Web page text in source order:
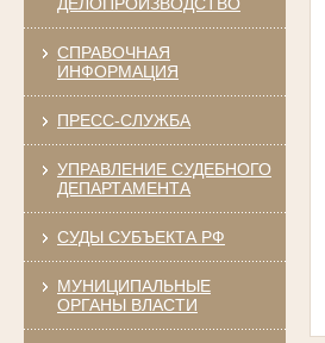
СПРАВОЧНАЯ
ИНФОРМАЦИЯ
ПРЕСС-СЛУЖБА
УПРАВЛЕНИЕ СУДЕБНОГО
ДЕПАРТАМЕНТА
СУДЫ СУБЪЕКТА РФ
МУНИЦИПАЛЬНЫЕ
ОРГАНЫ ВЛАСТИ